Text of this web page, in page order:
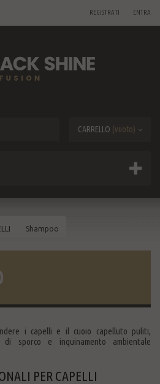
ENTRA
REGISTRATI
CARRELLO (vuoto)
Shampoo
i capelli e il cuoio capelluto puliti,
di sporco e inquinamento ambientale
PER CAPELLI